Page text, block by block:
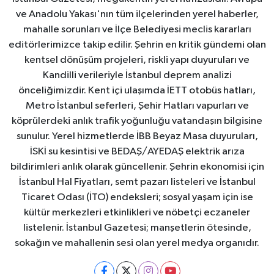
ve Anadolu Yakası'nın tüm ilçelerinden yerel haberler,
mahalle sorunları ve İlçe Belediyesi meclis kararları
editörlerimizce takip edilir. Şehrin en kritik gündemi olan
kentsel dönüşüm projeleri, riskli yapı duyuruları ve
Kandilli verileriyle İstanbul deprem analizi
önceliğimizdir. Kent içi ulaşımda İETT otobüs hatları,
Metro İstanbul seferleri, Şehir Hatları vapurları ve
köprülerdeki anlık trafik yoğunluğu vatandaşın bilgisine
sunulur. Yerel hizmetlerde İBB Beyaz Masa duyuruları,
İSKİ su kesintisi ve BEDAŞ/AYEDAŞ elektrik arıza
bildirimleri anlık olarak güncellenir. Şehrin ekonomisi için
İstanbul Hal Fiyatları, semt pazarı listeleri ve İstanbul
Ticaret Odası (İTO) endeksleri; sosyal yaşam için ise
kültür merkezleri etkinlikleri ve nöbetçi eczaneler
listelenir. İstanbul Gazetesi; manşetlerin ötesinde,
sokağın ve mahallenin sesi olan yerel medya organıdır.